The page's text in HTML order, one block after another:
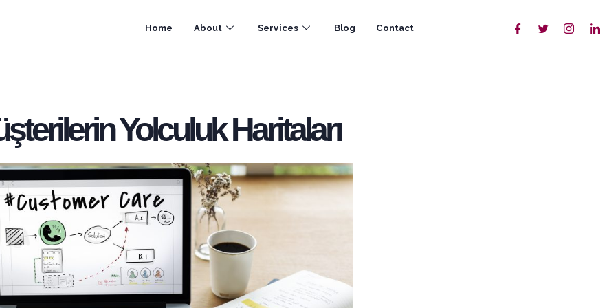
Home About Services Blog Contact
Yolculuk Haritaları